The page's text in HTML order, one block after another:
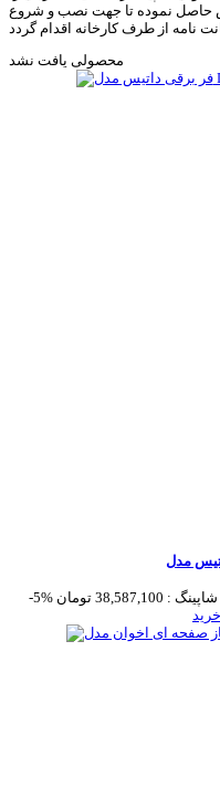
حاصل نموده تا جهت نصب و شروع
محصولی یافت نشد
-5% : 38,587,100 تومان